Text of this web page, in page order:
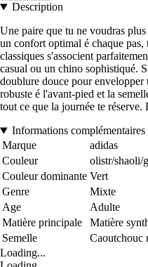
Description
Une paire que tu ne voudras
un confort optimal é chaque pas,
classiques s'associent
casual ou un chino sophistiqué.
doublure douce pour
robuste é l'avant-pied et la
tout ce que la journée te réserve.
Informations complémentaires
Marque
adidas
Couleur
olistr/shaoli/
Couleur dominante Vert
Genre
Mixte
Age
Adulte
Matière principale
Matière
Semelle
Caoutchouc
Loading...